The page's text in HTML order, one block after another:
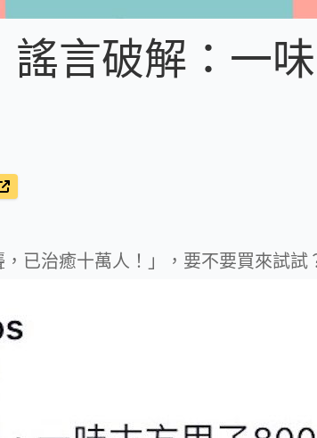
謠言破解：一
已治癒十萬人！」，要不要買來試試